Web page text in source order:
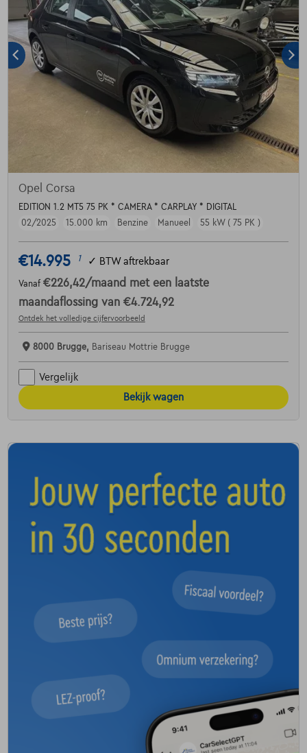
Opel Corsa
EDITION 1.2 MT5 75 PK * CAMERA * CARPLAY * DIGITAL
02/2025
15.000 km Benzine Manueel 55 kW ( 75 PK )
€14.995 1 ✓ BTW aftrekbaar
Vanaf €226,42/maand met een laatste
maandaflossing van €4.724,92
Ontdek het volledige cijfervoorbeeld
8000 Brugge, Bariseau Mottrie Brugge
Vergelijk
Bekijk wagen